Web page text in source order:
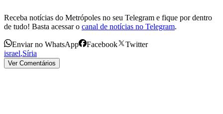
Receba notícias do Metrópoles no seu Telegram e fique por dentro
de tudo! Basta acessar o canal de notícias no Telegram.
Enviar no WhatsApp Facebook
Twitter
israel,Síria
Ver Comentários